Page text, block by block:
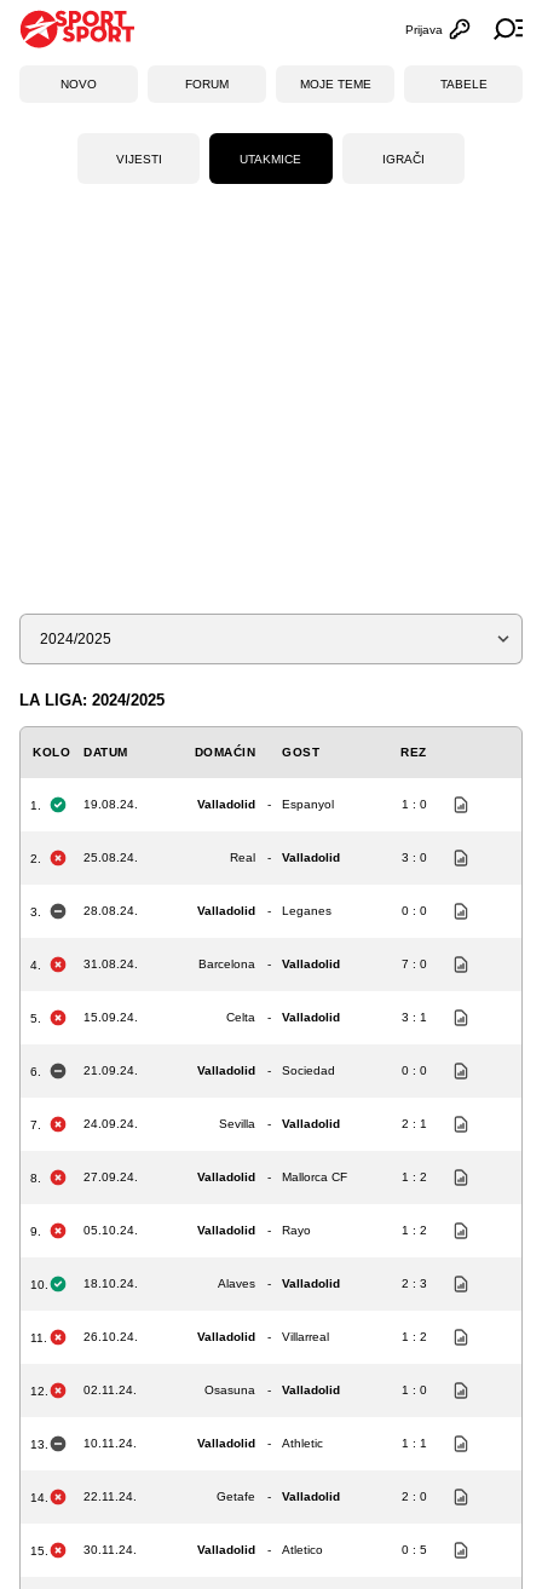
Otvori
Prijava
NOVO FORUM MOJE TEME TABELE
VIJESTI UTAKMICE IGRAČI
Sezona
LA LIGA: 2024/2025
KOLO DATUM DOMAĆIN GOST REZ
1. 19.08.24. Valladolid - Espanyol 1 : 0
2. 25.08.24. Real - Valladolid 3 : 0
3. 28.08.24. Valladolid - Leganes 0 : 0
4. 31.08.24. Barcelona - Valladolid 7 : 0
5. 15.09.24. Celta - Valladolid 3 : 1
6. 21.09.24. Valladolid - Sociedad 0 : 0
7. 24.09.24. Sevilla - Valladolid 2 : 1
8. 27.09.24. Valladolid - Mallorca CF 1 : 2
9. 05.10.24. Valladolid - Rayo 1 : 2
10. 18.10.24. Alaves - Valladolid 2 : 3
11. 26.10.24. Valladolid - Villarreal 1 : 2
12. 02.11.24. Osasuna - Valladolid 1 : 0
13. 10.11.24. Valladolid - Athletic 1 : 1
14. 22.11.24. Getafe - Valladolid 2 : 0
15. 30.11.24. Valladolid - Atletico 0 : 5